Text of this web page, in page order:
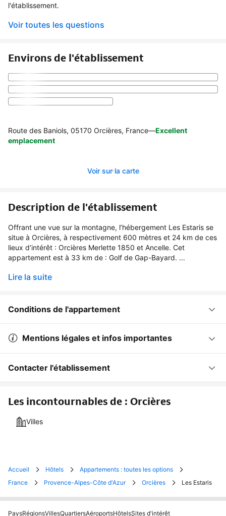
l'établissement.
Voir toutes les questions
Environs de l'établissement
Route des Baniols, 05170 Orcières, France—Excellent
emplacement
Voir sur la carte
Description de l'établissement
Offrant une vue sur la montagne, l’hébergement Les Estaris se
situe à Orcières, à respectivement 600 mètres et 24 km de ces
lieux d’intérêt : Orcières Merlette 1850 et Ancelle. Cet
appartement est à 33 km de : Golf de Gap-Bayard. ...
Lire la suite
Conditions de l'appartement
Mentions légales et infos importantes
Contacter l'établissement
Les incontournables de : Orcières
Villes
Accueil Hôtels
Appartements : toutes les options
France
Provence-Alpes-Côte d'Azur Orcières Les Estaris
PaysRégionsVillesQuartiersAéroportsHôtelsSites d'intérêt